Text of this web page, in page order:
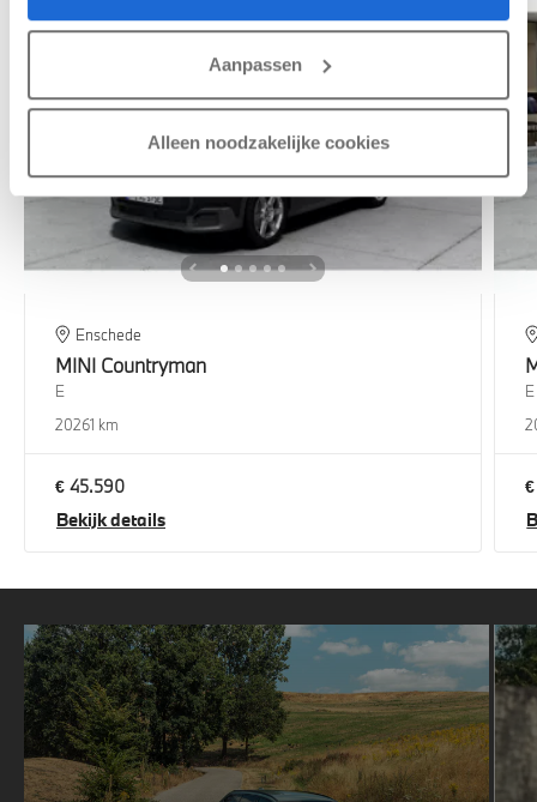
Aanpassen
Alleen noodzakelijke cookies
Enschede
MINI Countryman
E
20261 km
€ 45.590
Bekijk details
E